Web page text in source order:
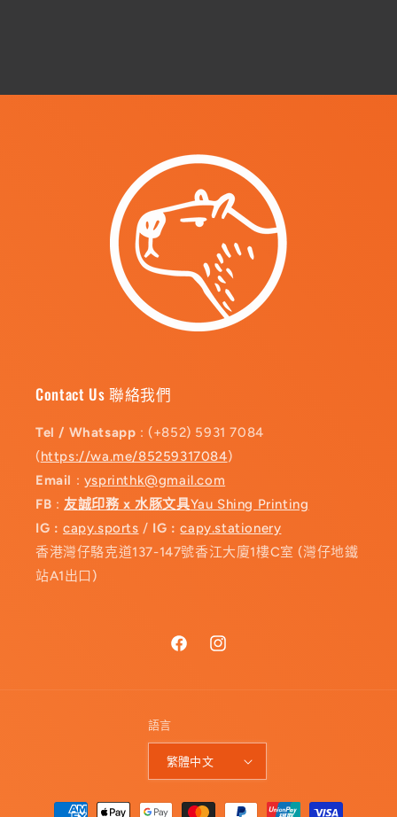
Contact Us 聯絡我們
Tel / Whatsapp : (+852) 5931 7084
(https://wa.me/85259317084)
Email : ysprinthk@gmail.com
FB :友誠印務 x 水豚文具Yau Shing Printing
IG : capy.sports / IG :capy.stationery
香港灣仔駱克道137-147號香江大廈1樓C室 (灣仔地鐵
站A1出口)
FacebookInstagram
語言
繁體中文
付